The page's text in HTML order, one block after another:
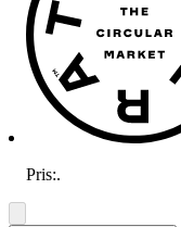
Pris:.